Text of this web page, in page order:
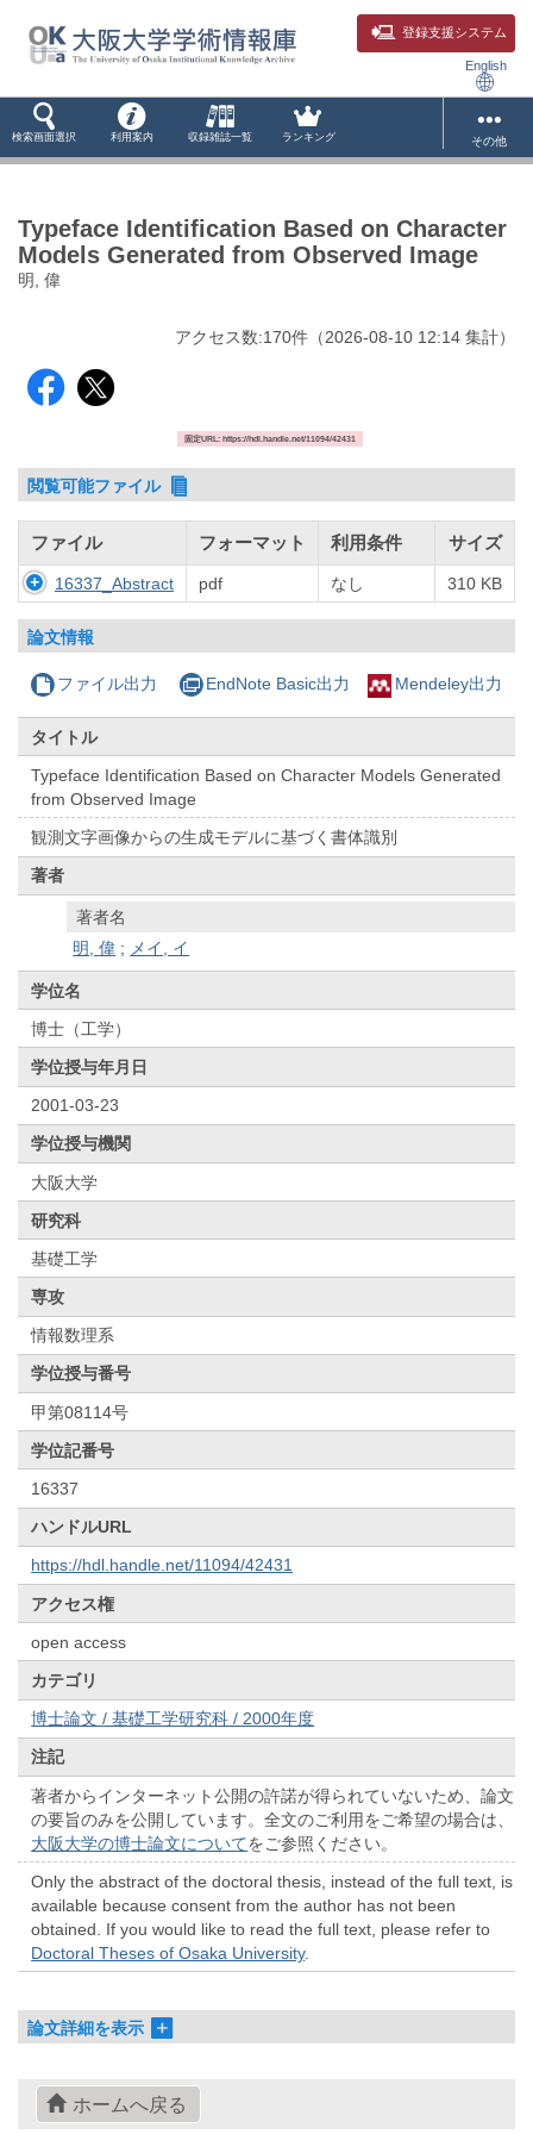
登録支援システム
English
検索画面選択 利用案内 収録雑誌一覧 ランキング その他
Typeface Identification Based on Character
Models Generated from Observed Image
明, 偉
アクセス数:170件 （2026-08-10 12:14 集計）
固定URL: https://hdl.handle.net/11094/42431
閲覧可能ファイル
ファイル フォーマット 利用条件 サイズ
16337_Abstract pdf なし 310 KB
論文情報
ファイル出力 EndNote Basic出力 Mendeley出力
タイトル
Typeface Identification Based on Character Models Generated
from Observed Image
観測文字画像からの生成モデルに基づく書体識別
著者
著者名
明, 偉 ; メイ, イ
学位名
博士（工学）
学位授与年月日
2001-03-23
学位授与機関
大阪大学
研究科
基礎工学
専攻
情報数理系
学位授与番号
甲第08114号
学位記番号
16337
ハンドルURL
https://hdl.handle.net/11094/42431
アクセス権
open access
カテゴリ
博士論文 / 基礎工学研究科 / 2000年度
注記
著者からインターネット公開の許諾が得られていないため、論文
の要旨のみを公開しています。全文のご利用をご希望の場合は、
大阪大学の博士論文についてをご参照ください。
Only the abstract of the doctoral thesis, instead of the full text, is
available because consent from the author has not been
obtained. If you would like to read the full text, please refer to
Doctoral Theses of Osaka University.
論文詳細を表示
ホームへ戻る